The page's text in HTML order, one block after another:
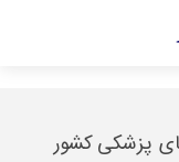
پزشکی کشور